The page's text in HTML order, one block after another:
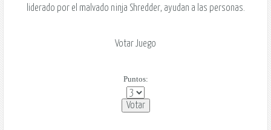
liderado por el malvado ninja Shredder, ayudan a las personas.
Votar Juego
Puntos: